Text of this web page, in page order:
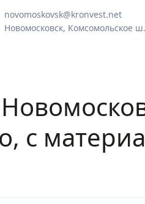
novomoskovsk@kronvest.net
Новомосковск, Комсомольское
с